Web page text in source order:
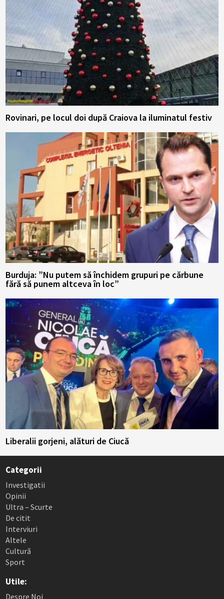
Rovinari, pe locul doi după Craiova la iluminatul festiv
Burduja: ”Nu putem să închidem grupuri pe cărbune
fără să punem altceva în loc”
Liberalii gorjeni, alături de Ciucă
Categorii
Investigatii
Opinii
Ultra – Scurte
De citit
Interviuri
Altele
Cultură
Sport
Utile:
Despre Noi